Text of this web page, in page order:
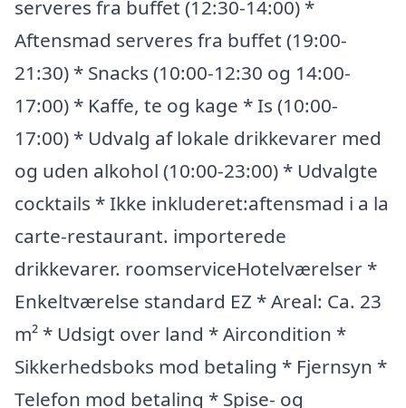
serveres fra buffet (12:30-14:00) *
Aftensmad serveres fra buffet (19:00-
21:30) * Snacks (10:00-12:30 og 14:00-
17:00) * Kaffe, te og kage * Is (10:00-
17:00) * Udvalg af lokale drikkevarer med
og uden alkohol (10:00-23:00) * Udvalgte
cocktails * Ikke inkluderet:aftensmad i a la
carte-restaurant. importerede
drikkevarer. roomserviceHotelværelser *
Enkeltværelse standard EZ * Areal: Ca. 23
m² * Udsigt over land * Aircondition *
Sikkerhedsboks mod betaling * Fjernsyn *
Telefon mod betaling * Spise- og